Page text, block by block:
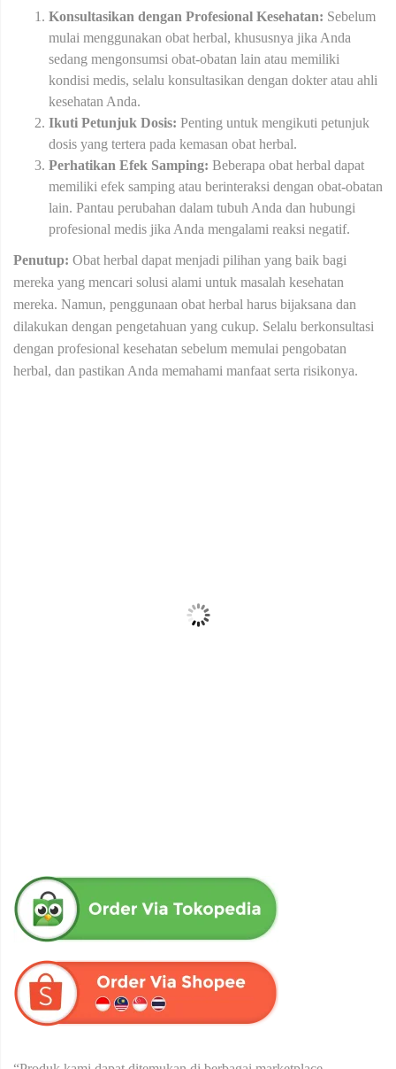
Konsultasikan dengan Profesional Kesehatan: Sebelum
mulai menggunakan obat herbal, khususnya jika Anda
sedang mengonsumsi obat-obatan lain atau memiliki
kondisi medis, selalu konsultasikan dengan dokter atau ahli
kesehatan Anda.
Ikuti Petunjuk Dosis: Penting untuk mengikuti petunjuk
dosis yang tertera pada kemasan obat herbal.
Perhatikan Efek Samping: Beberapa obat herbal dapat
memiliki efek samping atau berinteraksi dengan obat-obatan
lain. Pantau perubahan dalam tubuh Anda dan hubungi
profesional medis jika Anda mengalami reaksi negatif.
Penutup: Obat herbal dapat menjadi pilihan yang baik bagi
mereka yang mencari solusi alami untuk masalah kesehatan
mereka. Namun, penggunaan obat herbal harus bijaksana dan
dilakukan dengan pengetahuan yang cukup. Selalu berkonsultasi
dengan profesional kesehatan sebelum memulai pengobatan
herbal, dan pastikan Anda memahami manfaat serta risikonya.